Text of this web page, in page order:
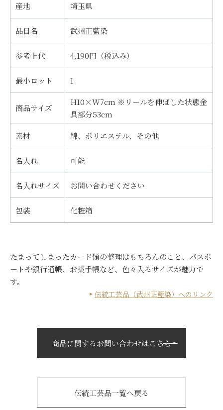
産地 埼玉県
品目名 武州正藍染
参考上代 4,190円（税込み）
最小ロット 1
商品サイズ
H10×W7cm ※リールを伸ばした状態金
具部分53cm
素材 綿、ポリエステル、その他
名入れ 可能
名入れサイズ お問い合わせください
包装 化粧箱
たまってしまったカード類の整理はもちろんのこと、パスポ
ートや銀行通帳、お薬手帳など、色々入るサイズが魅力で
す。
伝統工芸品（武州正藍染）へのリンク
商品に関するお問い合わせはこちら
伝統工芸品一覧へ戻る